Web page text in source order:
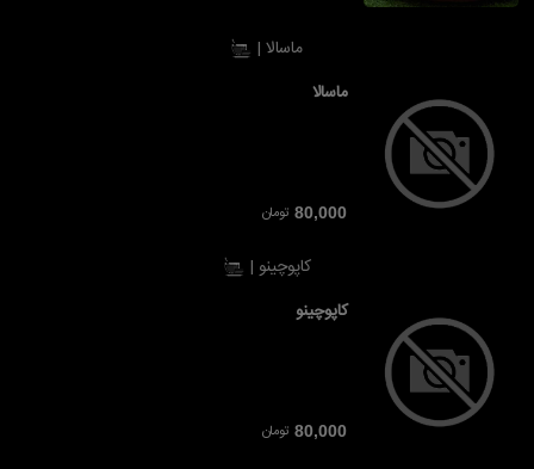
ماسالا |
ماسالا
80,000 تومان
کاپوچینو |
کاپوچینو
80,000 تومان